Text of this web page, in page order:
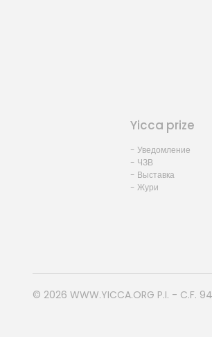
Yicca prize
- Уведомление
- ЧЗВ
- Выставка
- Жури
© 2026 WWW.YICCA.ORG P.I. - C.F.